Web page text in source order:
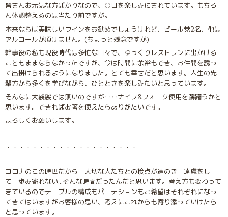
皆さんお元気な方ばかりなので、○日を楽しみにされています。もちろ
ん体調整えるのは当たり前ですが。
本来ならば美味しいワインをお勧めでしょうけれど、ビール党2名、他は
アルコールが頂けません。(ちょっと残念ですが)
幹事役の私も現役時代は多忙な日々で、ゆっくりレストランに出かける
こともままならなかったですが、今は時間に余裕もでき、お仲間を誘っ
て出掛けられるようになりました。とても幸せだと思います。人生の先
輩方から多くを学びながら、ひとときを楽しみたいと思っています。
そんなに大袈裟では無いのですが‥‥ナイフ&フォーク使用を躊躇うかと
思います。できればお箸を使えたらありがたいです。
よろしくお願いします。
・・・・・・・・・・・・・・・・・・・・
コロナのこの時世だから 大切な人たちとの接点が遠のき 遠慮をし
て 歩み寄れない...そんな時間だったんだと思います。考え方も変わって
きているのでテーブルの構成もパーテションもご希望はそれぞれになっ
てきてはいますがお客様の思い、考えにこれからも寄り添っていけたら
と思っています。